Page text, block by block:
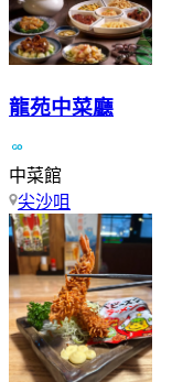
龍苑中菜廳
中菜館
尖沙咀